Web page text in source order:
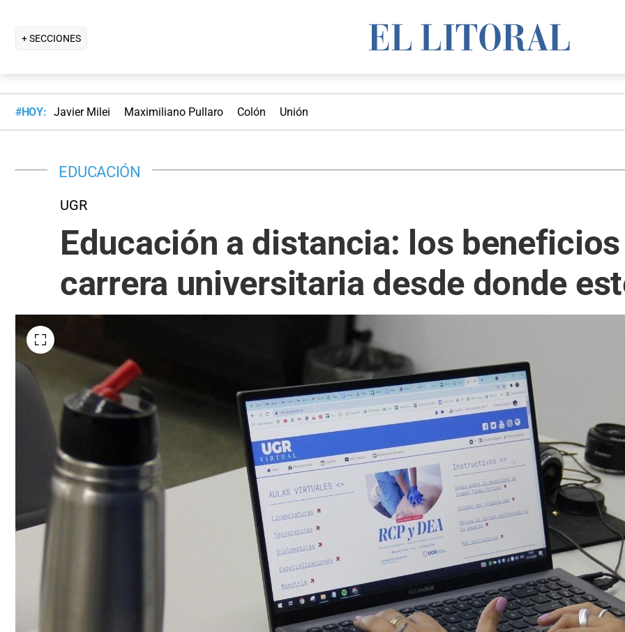
+ SECCIONES
#HOY: Javier Milei Maximiliano Pullaro Colón Unión
EDUCACIÓN
UGR
Educación a distancia: los
carrera universitaria desde donde